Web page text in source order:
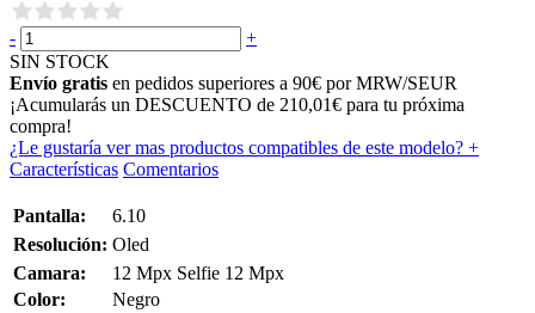
-
+
SIN STOCK
Envío gratis en pedidos superiores a 90€ por MRW/SEUR
¡Acumularás un DESCUENTO de 210,01€ para tu próxima
compra!
¿Le gustaría ver mas productos compatibles de este modelo? +
Características Comentarios
Pantalla:
6.10
Resolución: Oled
Camara:
12 Mpx Selfie 12 Mpx
Color:
Negro